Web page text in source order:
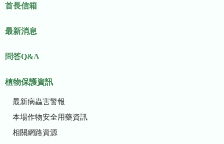
首長信箱
最新消息
問答Q&A
植物保護資訊
最新病蟲害警報
本場作物安全用藥資訊
相關網路資源